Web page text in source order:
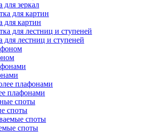
для зеркал
для картин
для лестниц и ступеней
плафонами
споты
споты